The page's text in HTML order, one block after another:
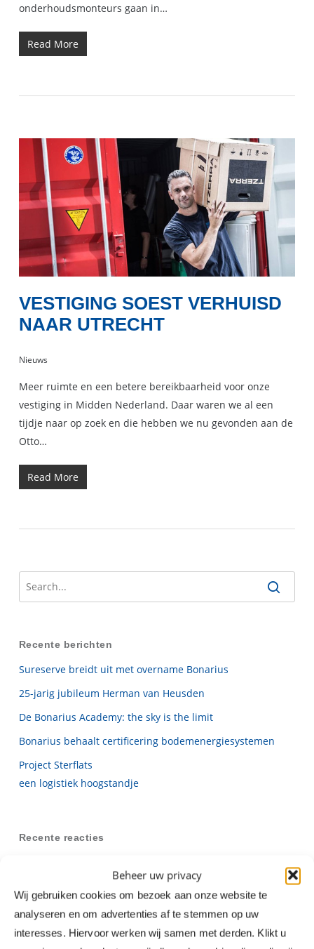
Beheer uw privacy
Wij gebruiken cookies om bezoek aan onze website te
analyseren en om advertenties af te stemmen op uw
interesses. Hiervoor werken wij samen met derden. Klikt u
onderhoudsmonteurs gaan in…
Read More
VESTIGING SOEST VERHUISD
NAAR UTRECHT
Nieuws
Meer ruimte en een betere bereikbaarheid voor onze
vestiging in Midden Nederland. Daar waren we al een
tijdje naar op zoek en die hebben we nu gevonden aan de
Otto…
Read More
Recente berichten
Sureserve breidt uit met overname Bonarius
25-jarig jubileum Herman van Heusden
De Bonarius Academy: the sky is the limit
Bonarius behaalt certificering bodemenergiesystemen
Project Sterflats
een logistiek hoogstandje
Recente reacties
november 2025
januari 2025